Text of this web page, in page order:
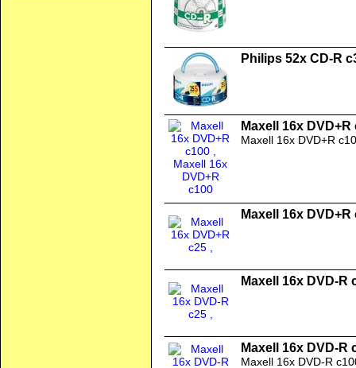
Philips 52x CD-R
Maxell 16x DVD+R
Maxell 16x DVD+R
Maxell 16x DVD+R
Maxell 16x DVD-R
Maxell 16x DVD-R
Maxell 16x DVD-R